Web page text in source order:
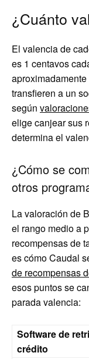
¿Cuánto
El valencia de
es 1 centavos
transfieren a un
según
elige canjear sus
determina el
¿Cómo se
otros
La valoración de
el rango medio a
recompensas de
es cómo Caudal
de recompensas
esos puntos se
parada valencia:
Software de
crédito